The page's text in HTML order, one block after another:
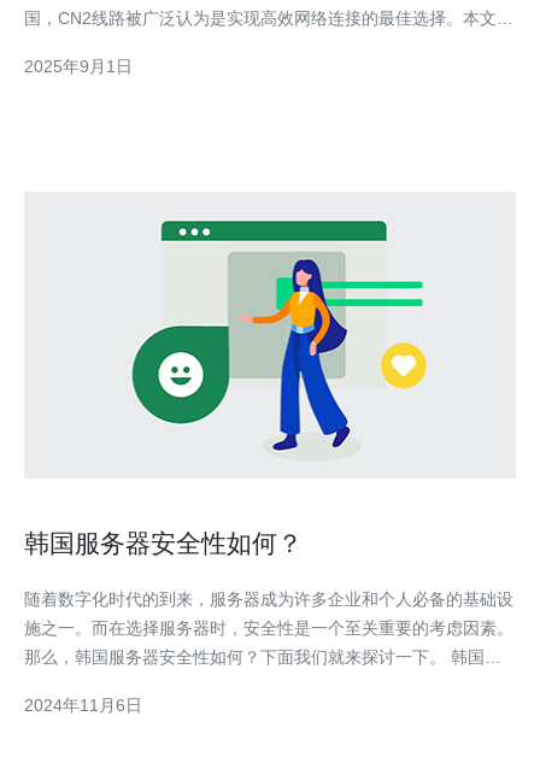
国，CN2线路被广泛认为是实现高效网络连接的最佳选择。本文将
以下是本文的三大精华： CN2线路的优势 - 了解为什么CN2线路
2025年9月1日
韩国服务器安全性如何？
随着数字化时代的到来，服务器成为许多企业和个人必备的基础设
施之一。而在选择服务器时，安全性是一个至关重要的考虑因素。
那么，韩国服务器安全性如何？下面我们就来探讨一下。 韩国服
务器安全性相对较高。首先，韩国政府高度重视网络安全，投入大
2024年11月6日